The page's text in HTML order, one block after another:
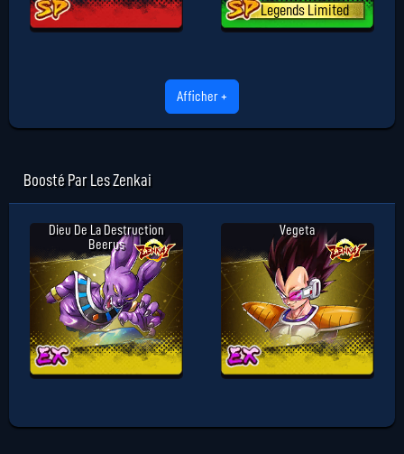
Legends Limited
Afficher +
Boosté Par Les Zenkai
Dieu De La Destruction
Beerus
Vegeta